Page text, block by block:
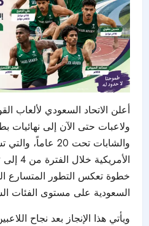
ولاعبات حتى الآن إلى نهائيات
والشابات تحت 20
خطوة تعكس التطور المتسارع
السعودية على مستوى الفئات
ويأتي هذا الإنجاز بعد نجاح